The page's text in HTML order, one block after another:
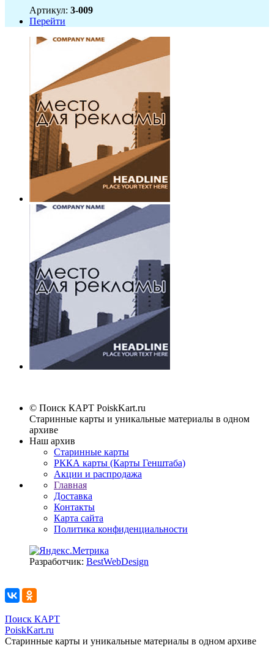
Артикул: 3-009
Перейти
© Поиск КАРТ PoiskKart.ru
Старинные карты и уникальные материалы в одном
архиве
Наш архив
Старинные карты
РККА карты (Карты Генштаба)
Акции и распродажа
Главная
Доставка
Контакты
Карта сайта
Политика конфиденциальности
Разработчик: BestWebDesign
Поиск КАРТ
PoiskKart.ru
Старинные карты и уникальные материалы в одном архиве